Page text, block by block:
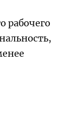
рабочего